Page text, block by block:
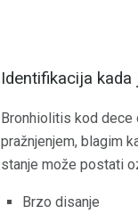
Identifikacija
Bronhiolitis kod dece
pražnjenjem, blagim
stanje može postati
Brzo disanje